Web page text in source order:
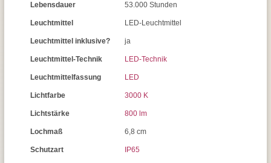
Lebensdauer 53.000 Stunden
Leuchtmittel LED-Leuchtmittel
Leuchtmittel inklusive? ja
Leuchtmittel-Technik LED-Technik
Leuchtmittelfassung LED
Lichtfarbe 3000 K
Lichtstärke 800 lm
Lochmaß 6,8 cm
Schutzart IP65